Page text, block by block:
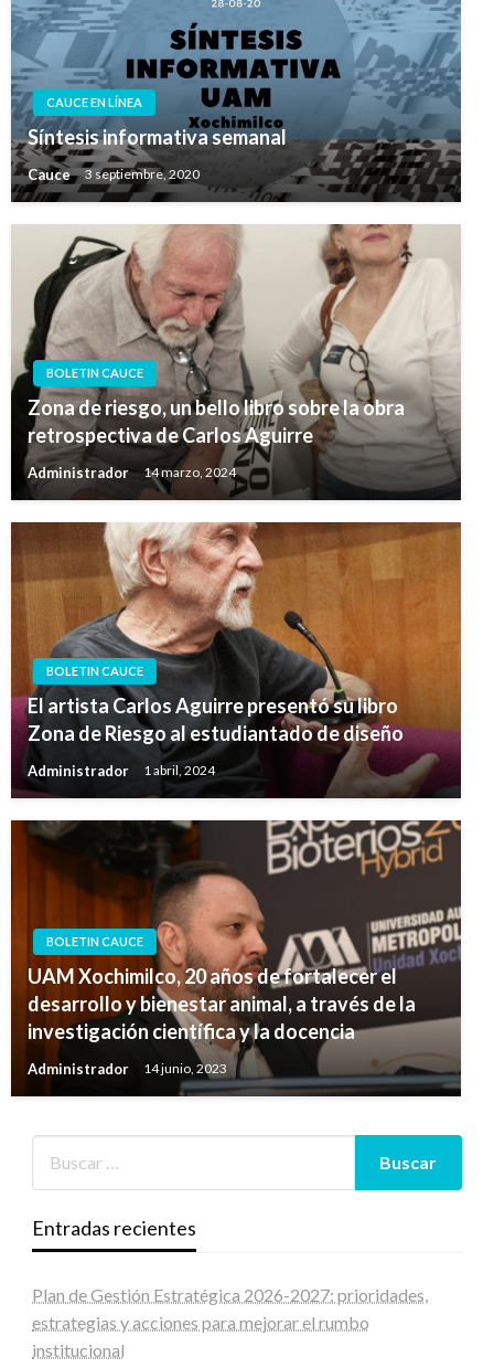
CAUCE EN LÍNEA
Síntesis informativa semanal
Cauce 3 septiembre, 2020
BOLETIN CAUCE
Zona de riesgo, un bello libro sobre la obra
retrospectiva de Carlos Aguirre
Administrador 14 marzo, 2024
BOLETIN CAUCE
El artista Carlos Aguirre presentó su libro
Zona de Riesgo al estudiantado de diseño
Administrador 1 abril, 2024
BOLETIN CAUCE
UAM Xochimilco, 20 años de fortalecer el
desarrollo y bienestar animal, a través de la
investigación científica y la docencia
Administrador 14 junio, 2023
Entradas recientes
Plan de Gestión Estratégica 2026-2027: prioridades,
estrategias y acciones para mejorar el rumbo
institucional